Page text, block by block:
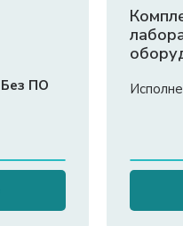
Без ПО